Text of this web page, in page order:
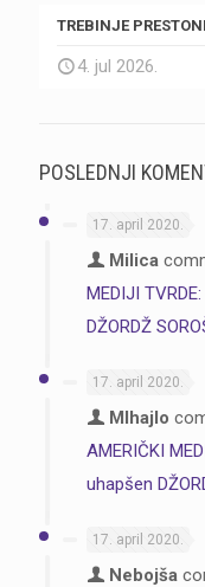
TREBINJE
4. jul 2026.
POSLEDNJI
17. april 2020.
Milica
MEDIJI
DŽORDŽ
17. april 2020.
MIhajlo
AMERIČKI
uhapšen
17. april 2020.
Nebojša